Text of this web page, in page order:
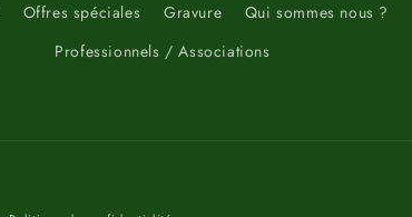
Offres spéciales Gravure Qui sommes nous ?
Professionnels / Associations